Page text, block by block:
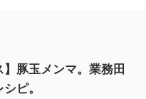
】豚玉メンマ。業務田
ピ。